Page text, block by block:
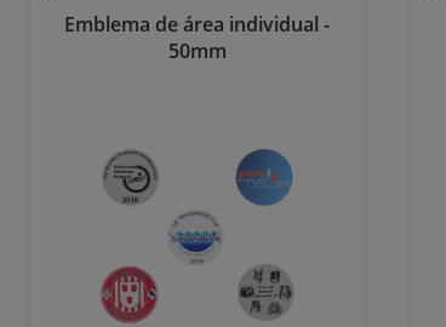
Emblema de área individual -
50mm